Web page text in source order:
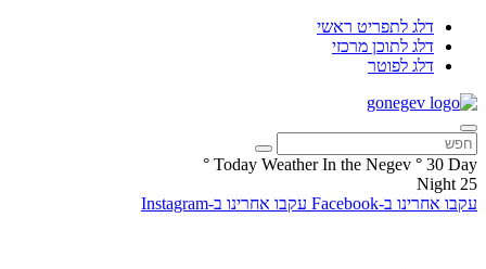
דלג לתפריט ראשי
דלג לתוכן מרכזי
דלג לפוטר
Today Weather In the Negev ° 30 Day
°
25
Night
עקבו אחרינו ב-Facebook
עקבו אחרינו ב-Instagram